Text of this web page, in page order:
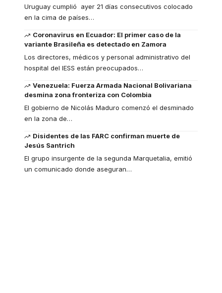
Uruguay cumplió ayer 21 días consecutivos colocado
en la cima de países…
Coronavirus en Ecuador: El primer caso de la
variante Brasileña es detectado en Zamora
Los directores, médicos y personal administrativo del
hospital del IESS están preocupados…
Venezuela: Fuerza Armada Nacional Bolivariana
desmina zona fronteriza con Colombia
El gobierno de Nicolás Maduro comenzó el desminado
en la zona de…
Disidentes de las FARC confirman muerte de
Jesús Santrich
El grupo insurgente de la segunda Marquetalia, emitió
un comunicado donde aseguran…